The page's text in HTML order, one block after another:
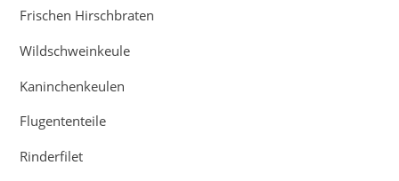
Frischen Hirschbraten
Wildschweinkeule
Kaninchenkeulen
Flugententeile
Rinderfilet